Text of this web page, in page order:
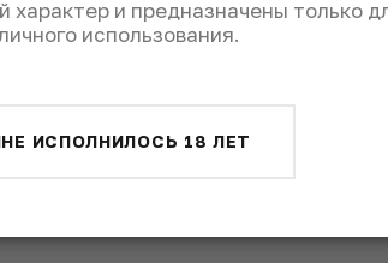
Сухое
характер и предназначены только
использования.
ИСПОЛНИЛОСЬ 18 ЛЕТ